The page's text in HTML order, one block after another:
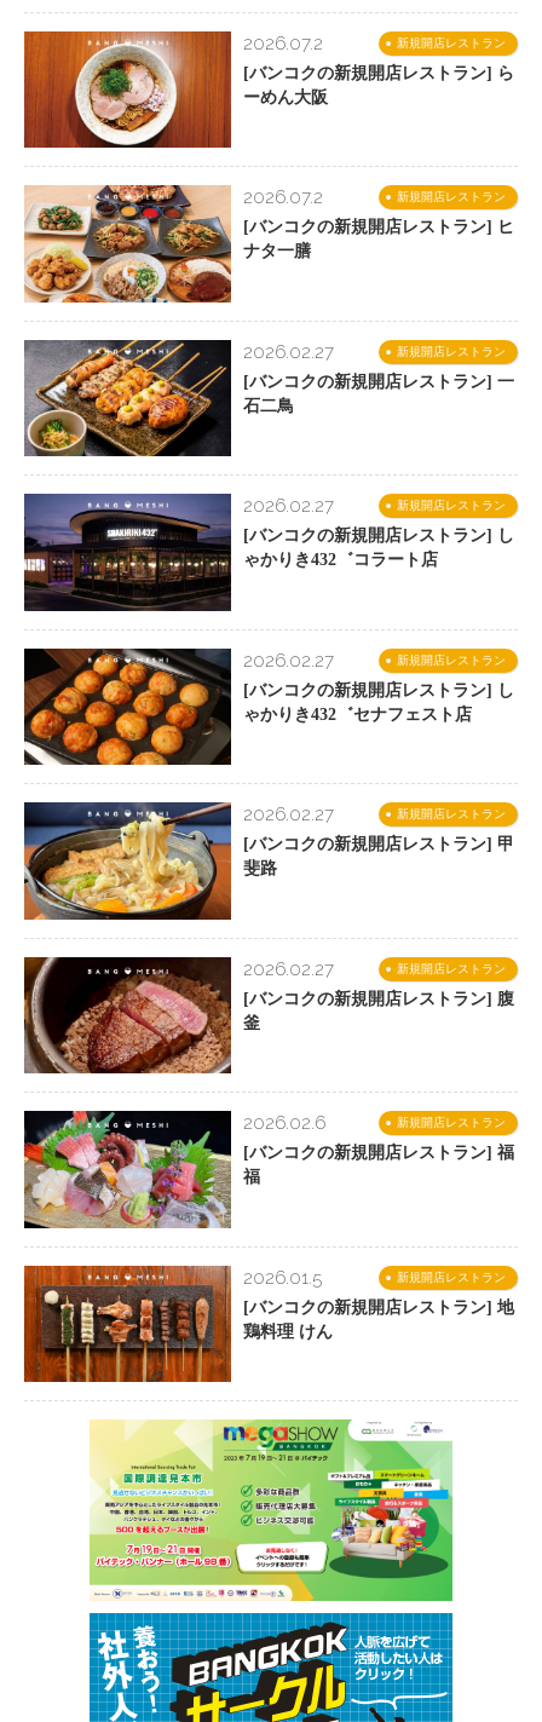
新規開店レストラン
2026.07.2
[バンコクの新規開店レストラン] ら
ーめん大阪
新規開店レストラン
2026.07.2
[バンコクの新規開店レストラン] ヒ
ナタ一膳
新規開店レストラン
2026.02.27
[バンコクの新規開店レストラン] 一
石二鳥
新規開店レストラン
2026.02.27
[バンコクの新規開店レストラン] し
ゃかりき432゛コラート店
新規開店レストラン
2026.02.27
[バンコクの新規開店レストラン] し
ゃかりき432゛セナフェスト店
新規開店レストラン
2026.02.27
[バンコクの新規開店レストラン] 甲
斐路
新規開店レストラン
2026.02.27
[バンコクの新規開店レストラン] 腹
釜
新規開店レストラン
2026.02.6
[バンコクの新規開店レストラン] 福
福
新規開店レストラン
2026.01.5
[バンコクの新規開店レストラン] 地
鶏料理 けん